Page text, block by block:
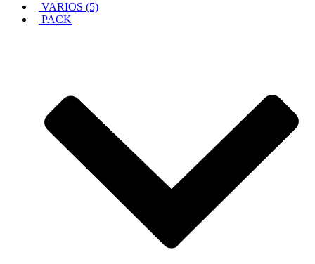
VARIOS (5)
PACK